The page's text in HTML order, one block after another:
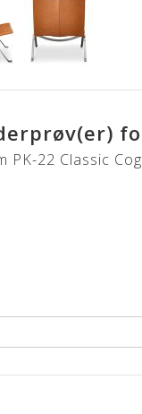
PK-22 Classic